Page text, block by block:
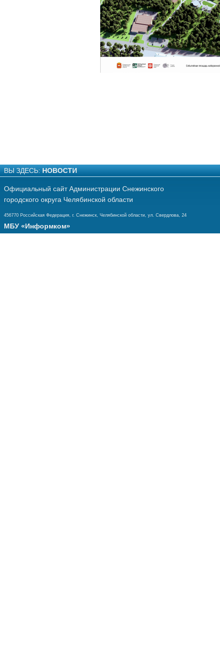
ВЫ ЗДЕСЬ: НОВОСТИ
Официальный сайт Администрации Снежинского
городского округа Челябинской области
456770 Российская Федерация, г. Снежинск, Челябинской области, ул. Свердлова, 24
МБУ «Информком»